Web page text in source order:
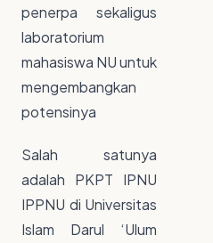
penerpa sekaligus
laboratorium
mahasiswa NU untuk
mengembangkan
potensinya
Salah satunya
adalah PKPT IPNU
IPPNU di Universitas
Islam Darul ‘Ulum